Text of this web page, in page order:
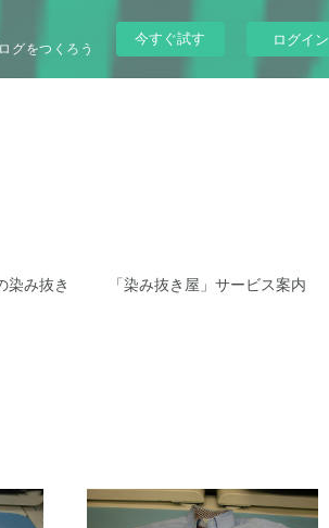
グをつくろう
今すぐ試す ログイン
染み抜き 「染み抜き屋」サービス案内